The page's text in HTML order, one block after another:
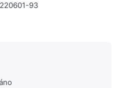
93